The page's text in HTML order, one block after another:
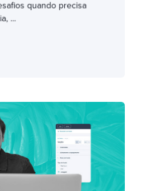
quando precisa
...